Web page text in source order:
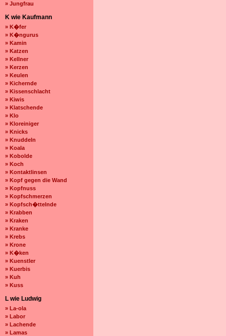
» Jungfrau
K wie Kaufmann
» K�fer
» K�ngurus
» Kamin
» Katzen
» Kellner
» Kerzen
» Keulen
» Kichernde
» Kissenschlacht
» Kiwis
» Klatschende
» Klo
» Kloreiniger
» Knicks
» Knuddeln
» Koala
» Kobolde
» Koch
» Kontaktlinsen
» Kopf gegen die Wand
» Kopfnuss
» Kopfschmerzen
» Kopfsch�ttelnde
» Krabben
» Kraken
» Kranke
» Krebs
» Krone
» K�ken
» Kuenstler
» Kuerbis
» Kuh
» Kuss
L wie Ludwig
» La-ola
» Labor
» Lachende
» Lamas